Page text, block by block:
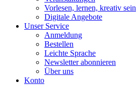
Vorlesen, lernen, kreativ sein
Digitale Angebote
Unser Service
Anmeldung
Bestellen
Leichte Sprache
Newsletter abonnieren
Über uns
Konto